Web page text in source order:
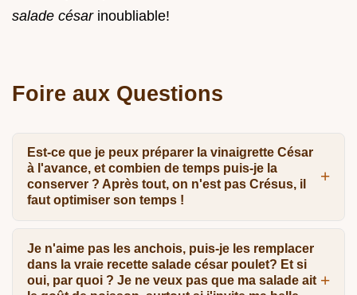
salade césar inoubliable!
Foire aux Questions
Est-ce que je peux préparer la vinaigrette César
à l'avance, et combien de temps puis-je la
conserver ? Après tout, on n'est pas Crésus, il
faut optimiser son temps !
Je n'aime pas les anchois, puis-je les remplacer
dans la vraie recette salade césar poulet? Et si
oui, par quoi ? Je ne veux pas que ma salade ait